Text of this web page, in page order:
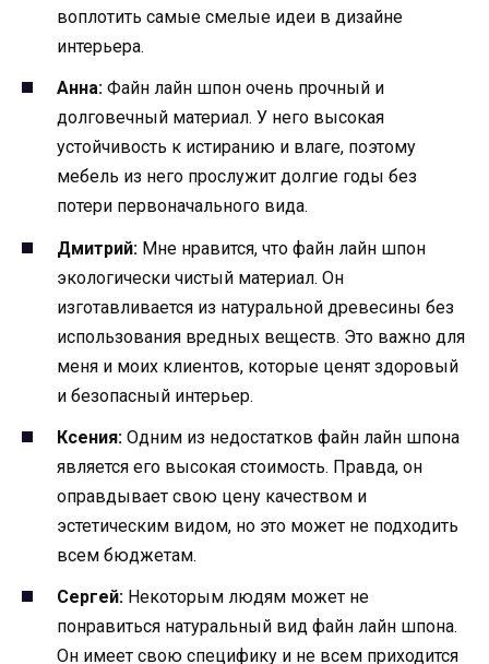
воплотить самые смелые идеи в дизайне
интерьера.
Анна: Файн лайн шпон очень прочный и
долговечный материал. У него высокая
устойчивость к истиранию и влаге, поэтому
мебель из него прослужит долгие годы без
потери первоначального вида.
Дмитрий: Мне нравится, что файн лайн шпон
экологически чистый материал. Он
изготавливается из натуральной древесины без
использования вредных веществ. Это важно для
меня и моих клиентов, которые ценят здоровый
и безопасный интерьер.
Ксения: Одним из недостатков файн лайн шпона
является его высокая стоимость. Правда, он
оправдывает свою цену качеством и
эстетическим видом, но это может не подходить
всем бюджетам.
Сергей: Некоторым людям может не
понравиться натуральный вид файн лайн шпона.
Он имеет свою специфику и не всем приходится